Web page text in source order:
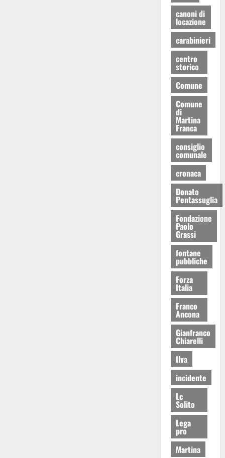
canoni di
locazione
carabinieri
centro
storico
Comune
Comune
di
Martina
Franca
consiglio
comunale
cronaca
Donato
Pentassuglia
Fondazione
Paolo
Grassi
fontane
pubbliche
Forza
Italia
Franco
Ancona
Gianfranco
Chiarelli
Ilva
incidente
Lc
Solito
Lega
pro
Martina